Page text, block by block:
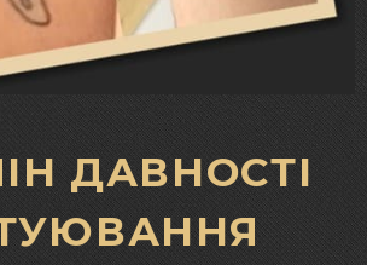
ДАВНОСТІ